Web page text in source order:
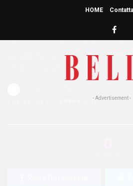
HOME
- Advertisement -
Novità Delinda: i
presenti sull’eShop
POSTED ON 20 FEBBRAIO 2017